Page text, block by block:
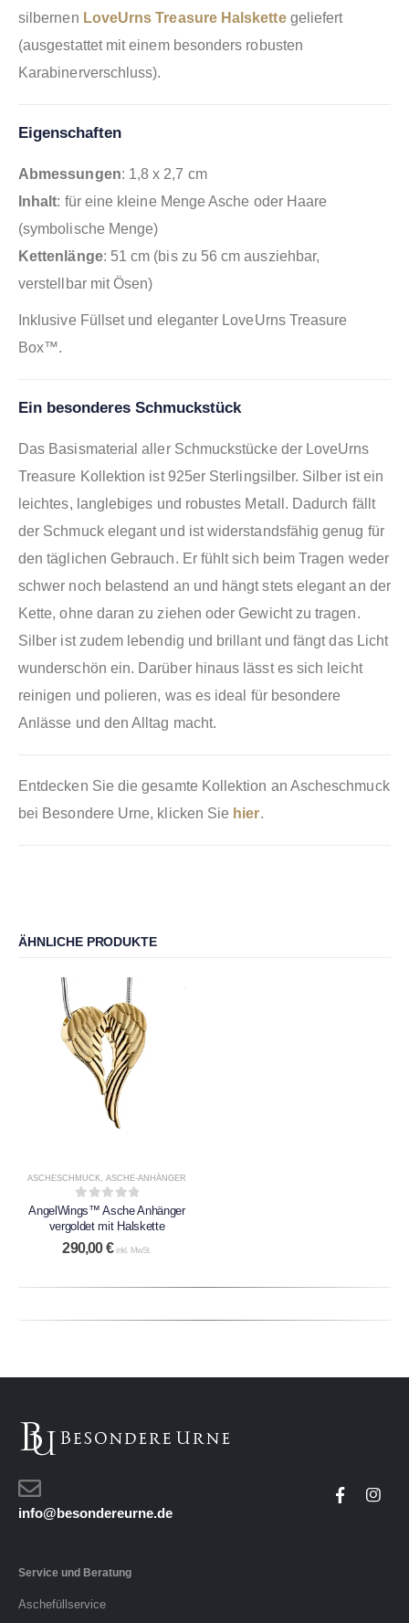
silbernen LoveUrns Treasure Halskette geliefert
(ausgestattet mit einem besonders robusten
Karabinerverschluss).
Eigenschaften
Abmessungen: 1,8 x 2,7 cm
Inhalt: für eine kleine Menge Asche oder Haare
(symbolische Menge)
Kettenlänge: 51 cm (bis zu 56 cm ausziehbar,
verstellbar mit Ösen)
Inklusive Füllset und eleganter LoveUrns Treasure
Box™.
Ein besonderes Schmuckstück
Das Basismaterial aller Schmuckstücke der LoveUrns
Treasure Kollektion ist 925er Sterlingsilber. Silber ist ein
leichtes, langlebiges und robustes Metall. Dadurch fällt
der Schmuck elegant und ist widerstandsfähig genug für
den täglichen Gebrauch. Er fühlt sich beim Tragen weder
schwer noch belastend an und hängt stets elegant an der
Kette, ohne daran zu ziehen oder Gewicht zu tragen.
Silber ist zudem lebendig und brillant und fängt das Licht
wunderschön ein. Darüber hinaus lässt es sich leicht
reinigen und polieren, was es ideal für besondere
Anlässe und den Alltag macht.
Entdecken Sie die gesamte Kollektion an Ascheschmuck
bei Besondere Urne, klicken Sie hier.
ÄHNLICHE PRODUKTE
ASCHESCHMUCK ASCHE-ANHÄNGER
0out of 5
AngelWings™ Asche Anhänger
vergoldet mit Halskette
290,00€ inkl. MwSt.
info@besondereurne.de
Service und Beratung
Aschefüllservice